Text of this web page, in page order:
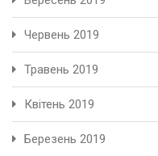
Червень 2019
Травень 2019
Квітень 2019
Березень 2019